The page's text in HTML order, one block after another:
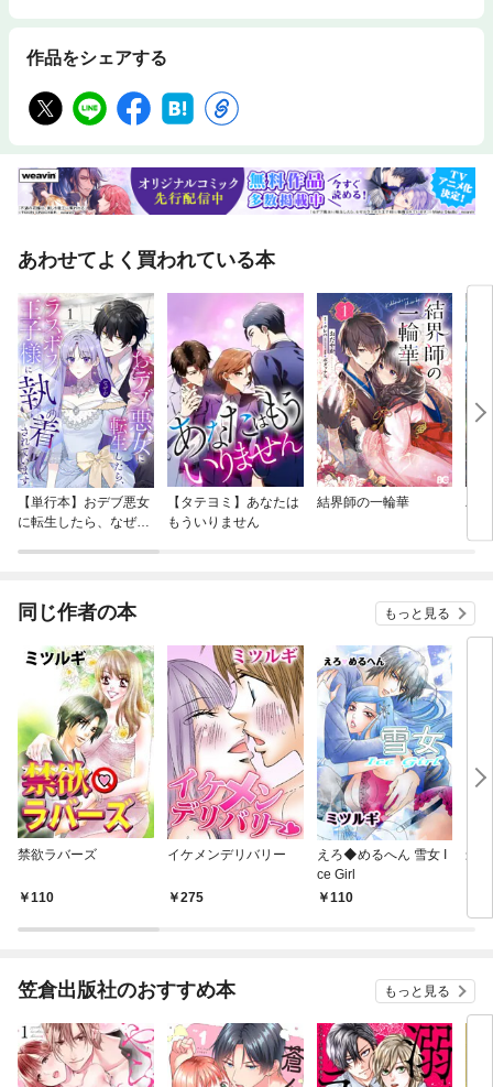
作品をシェアする
あわせてよく買われている本
【単行本】おデブ悪女
に転生したら、なぜか
【タテヨミ】あなたは
もういりません
結界師の一輪華
バ
今
同じ作者の本 もっと見る
禁欲ラバーズ
110
イケメンデリバリー
275
えろ◆めるへん 雪女 I
ce Girl
110
最
笠倉出版社のおすすめ本 もっと見る